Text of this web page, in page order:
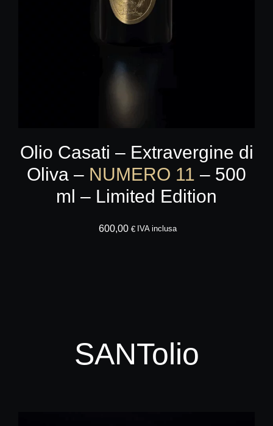
Olio Casati – Extravergine di
Oliva – NUMERO 11 – 500
ml – Limited Edition
600,00 € IVA inclusa
SANTolio